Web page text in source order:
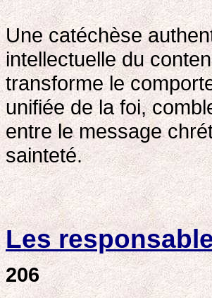
Une catéchèse
intellectuelle du
transforme le
unifiée de la foi,
entre le message
sainteté.
Les
206